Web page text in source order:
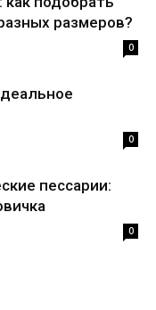
размеров?
0
0
пессарии:
0